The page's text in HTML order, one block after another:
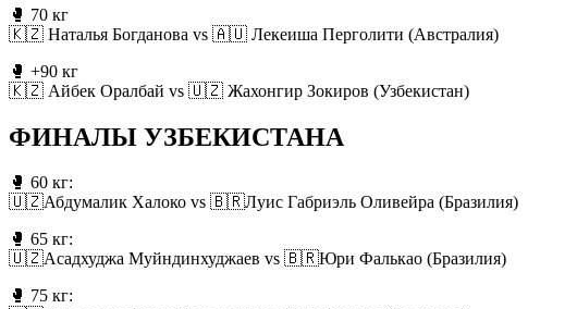
🥊 70 кг
🇰🇿 Наталья Богданова vs 🇦🇺 Лекеиша Перголити (Австралия)
🥊 +90 кг
🇰🇿 Айбек Оралбай vs 🇺🇿 Жахонгир Зокиров (Узбекистан)
ФИНАЛЫ УЗБЕКИСТАНА
🥊 60 кг:
🇺🇿Абдумалик Халоко vs 🇧🇷Луис Габриэль Оливейра (Бразилия)
🥊 65 кг:
🇺🇿Асадхуджа Муйндинхуджаев vs 🇧🇷Юри Фалькао (Бразилия)
🥊 75 кг: